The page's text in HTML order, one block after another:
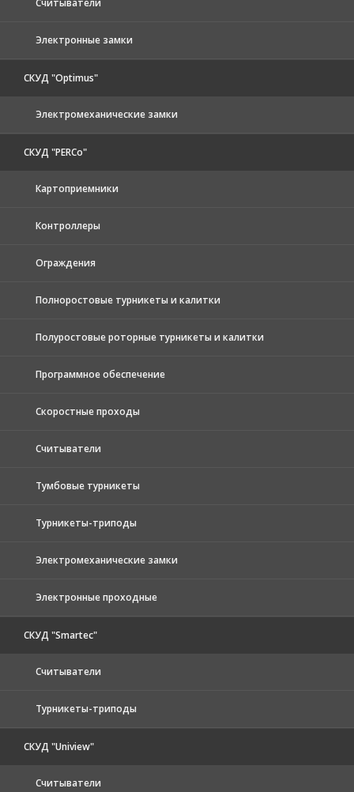
Электронные замки
СКУД "Optimus"
Электромеханические замки
СКУД "PERCo"
Картоприемники
Контроллеры
Ограждения
Полноростовые турникеты и калитки
Полуростовые роторные турникеты и калитки
Программное обеспечение
Скоростные проходы
Считыватели
Тумбовые турникеты
Турникеты-триподы
Электромеханические замки
Электронные проходные
СКУД "Smartec"
Считыватели
Турникеты-триподы
СКУД "Uniview"
Считыватели